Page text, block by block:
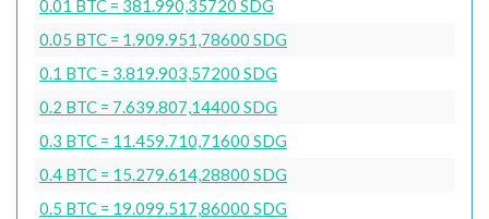
0.01 BTC = 381.990,35720 SDG
0.05 BTC = 1.909.951,78600 SDG
0.1 BTC = 3.819.903,57200 SDG
0.2 BTC = 7.639.807,14400 SDG
0.3 BTC = 11.459.710,71600 SDG
0.4 BTC = 15.279.614,28800 SDG
0.5 BTC = 19.099.517,86000 SDG